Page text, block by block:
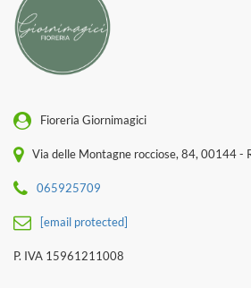
Fioreria Giornimagici
Via delle Montagne rocciose, 84, 00144 -
065925709
[email protected]
P. IVA 15961211008